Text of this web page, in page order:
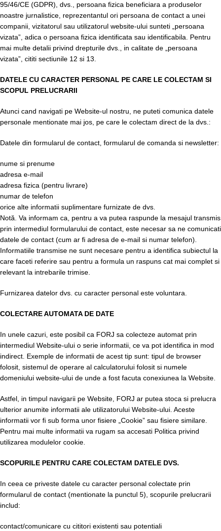
95/46/CE (GDPR), dvs., persoana fizica beneficiara a produselor
noastre jurnalistice, reprezentantul ori persoana de contact a unei
companii, vizitatorul sau utilizatorul website-ului sunteti „persoana
vizata”, adica o persoana fizica identificata sau identificabila. Pentru
mai multe detalii privind drepturile dvs., in calitate de „persoana
vizata”, cititi sectiunile 12 si 13.
DATELE CU CARACTER PERSONAL PE CARE LE COLECTAM SI
SCOPUL PRELUCRARII
Atunci cand navigati pe Website-ul nostru, ne puteti comunica datele
personale mentionate mai jos, pe care le colectam direct de la dvs.:
Datele din formularul de contact, formularul de comanda si newsletter:
nume si prenume
adresa e-mail
adresa fizica (pentru livrare)
numar de telefon
orice alte informatii suplimentare furnizate de dvs.
Notă. Va informam ca, pentru a va putea raspunde la mesajul transmis
prin intermediul formularului de contact, este necesar sa ne comunicati
datele de contact (cum ar fi adresa de e-mail si numar telefon).
Informatiile transmise ne sunt necesare pentru a identifica subiectul la
care faceti referire sau pentru a formula un raspuns cat mai complet si
relevant la intrebarile trimise.
Furnizarea datelor dvs. cu caracter personal este voluntara.
COLECTARE AUTOMATA DE DATE
In unele cazuri, este posibil ca FORJ sa colecteze automat prin
intermediul Website-ului o serie informatii, ce va pot identifica in mod
indirect. Exemple de informatii de acest tip sunt: tipul de browser
folosit, sistemul de operare al calculatorului folosit si numele
domeniului website-ului de unde a fost facuta conexiunea la Website.
Astfel, in timpul navigarii pe Website, FORJ ar putea stoca si prelucra
ulterior anumite informatii ale utilizatorului Website-ului. Aceste
informatii vor fi sub forma unor fisiere „Cookie” sau fisiere similare.
Pentru mai multe informatii va rugam sa accesati Politica privind
utilizarea modulelor cookie.
SCOPURILE PENTRU CARE COLECTAM DATELE DVS.
In ceea ce priveste datele cu caracter personal colectate prin
formularul de contact (mentionate la punctul 5), scopurile prelucrarii
includ:
contact/comunicare cu cititori existenti sau potentiali